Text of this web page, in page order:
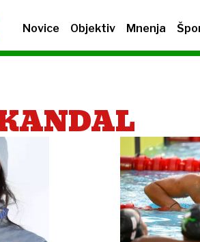
Novice Objektiv Mnenja